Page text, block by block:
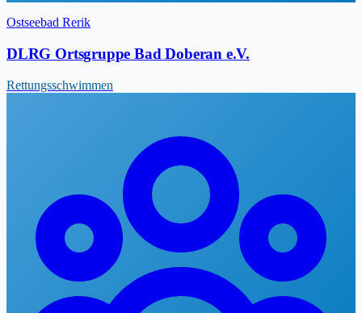
Ostseebad Rerik
DLRG Ortsgruppe Bad Doberan e.V.
Rettungsschwimmen